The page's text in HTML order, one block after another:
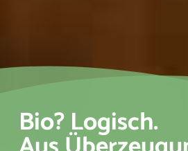
Bio? Logisch.